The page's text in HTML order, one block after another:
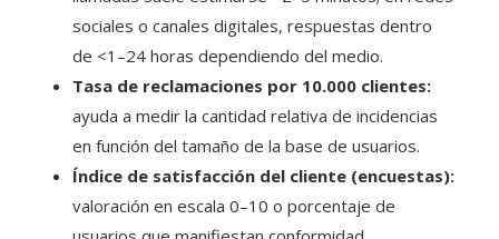
sociales o canales digitales, respuestas dentro
de <1–24 horas dependiendo del medio.
Tasa de reclamaciones por 10.000 clientes:
ayuda a medir la cantidad relativa de incidencias
en función del tamaño de la base de usuarios.
Índice de satisfacción del cliente (encuestas):
valoración en escala 0–10 o porcentaje de